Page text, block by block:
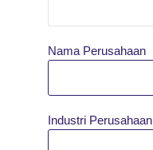
Nama Perusahaan
Industri Perusahaan